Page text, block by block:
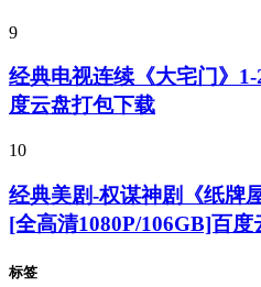
9
经典电视连续《大宅门》
度云盘打包下载
10
经典美剧-权谋神剧《纸牌
[全高清1080P/106GB]百
标签